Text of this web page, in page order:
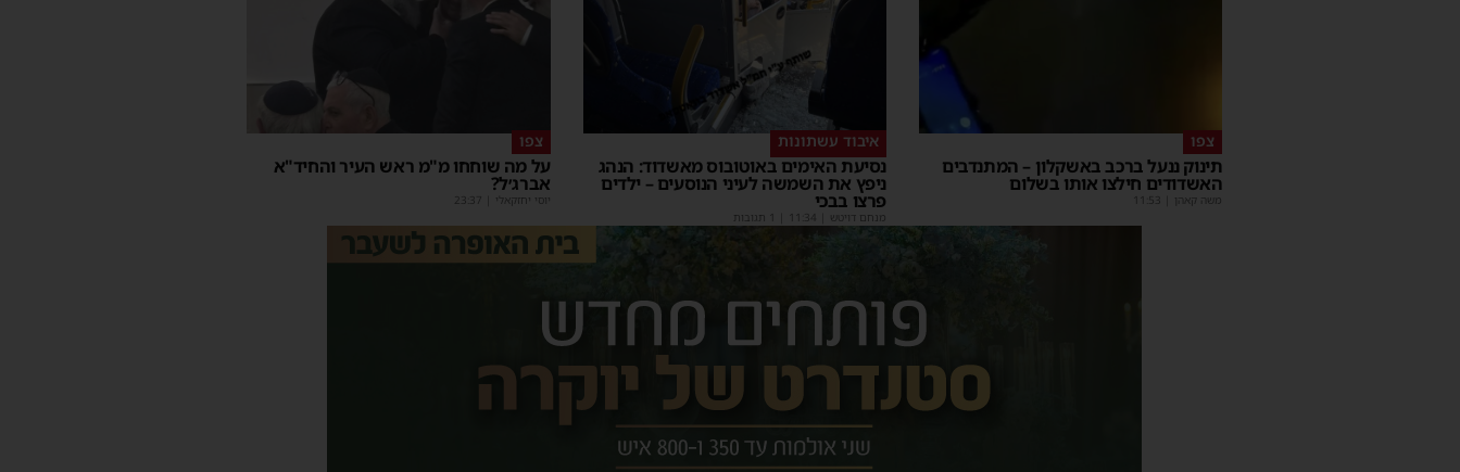
צפו
תינוק ננעל ברכב באשקלון – המתנדבים
האשדודים חילצו אותו בשלום
משה קאהן 11:53
איבוד עשתונות
נסיעת האימים באוטובוס מאשדוד: הנהג
ניפץ את השמשה לעיני הנוסעים – ילדים
פרצו בבכי
מנחם דויטש 11:34
צפו
על מה שוחחו מ"מ ראש העיר והחיד"א
אברג׳ל?
יוסי יחזקאלי 23:37